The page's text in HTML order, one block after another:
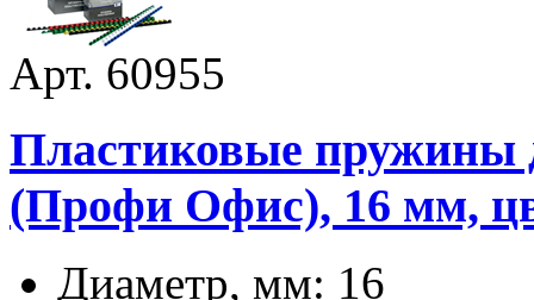
Арт. 60955
Пластиковые пружины
(Профи Офис), 16 мм,
Диаметр, мм: 16